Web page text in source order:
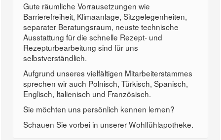
Gute räumliche Vorrausetzungen wie
Barrierefreiheit, Klimaanlage, Sitzgelegenheiten,
separater Beratungsraum, neuste technische
Ausstattung für die schnelle Rezept- und
Rezepturbearbeitung sind für uns
selbstverständlich.
Aufgrund unseres vielfältigen Mitarbeiterstammes
sprechen wir auch Polnisch, Türkisch, Spanisch,
Englisch, Italienisch und Französisch.
Sie möchten uns persönlich kennen lernen?
Schauen Sie vorbei in unserer Wohlfühlapotheke.